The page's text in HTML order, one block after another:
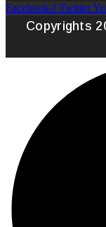
Facebook-f Twitter
Copyrights